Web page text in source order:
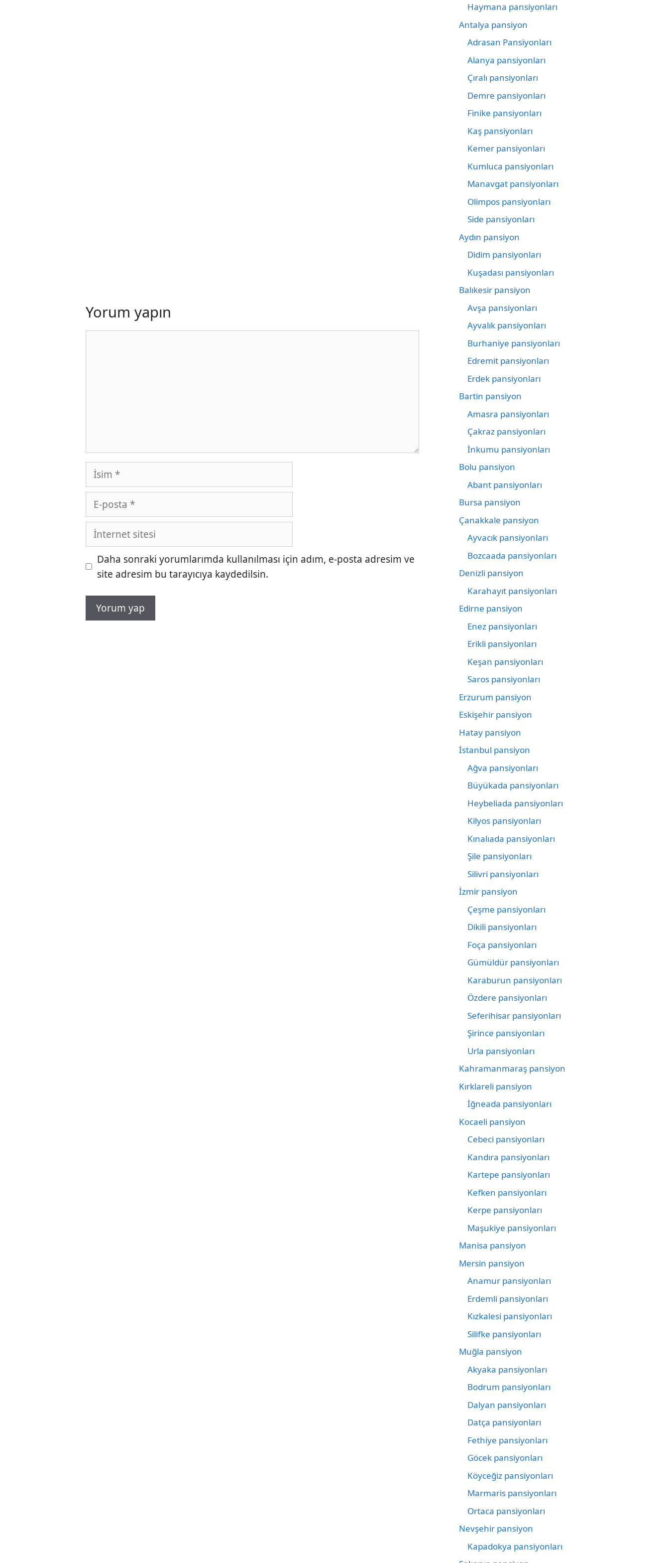
Yorum yapın
İsim
posta
İnternet
sitesi
Daha sonraki yorumlarımda kullanılması için adım, e-posta adresim ve
site adresim bu tarayıcıya kaydedilsin.
Haymana pansiyonları
Antalya pansiyon
Adrasan Pansiyonları
Alanya pansiyonları
Çıralı pansiyonları
Demre pansiyonları
Finike pansiyonları
Kaş pansiyonları
Kemer pansiyonları
Kumluca pansiyonları
Manavgat pansiyonları
Olimpos pansiyonları
Side pansiyonları
Aydın pansiyon
Didim pansiyonları
Kuşadası pansiyonları
Balıkesir pansiyon
Avşa pansiyonları
Ayvalık pansiyonları
Burhaniye pansiyonları
Edremit pansiyonları
Erdek pansiyonları
Bartin pansiyon
Amasra pansiyonları
Çakraz pansiyonları
İnkumu pansiyonları
Bolu pansiyon
Abant pansiyonları
Bursa pansiyon
Çanakkale pansiyon
Ayvacık pansiyonları
Bozcaada pansiyonları
Denizli pansiyon
Karahayıt pansiyonları
Edirne pansiyon
Enez pansiyonları
Erikli pansiyonları
Keşan pansiyonları
Saros pansiyonları
Erzurum pansiyon
Eskişehir pansiyon
Hatay pansiyon
İstanbul pansiyon
Ağva pansiyonları
Büyükada pansiyonları
Heybeliada pansiyonları
Kilyos pansiyonları
Kınalıada pansiyonları
Şile pansiyonları
Silivri pansiyonları
İzmir pansiyon
Çeşme pansiyonları
Dikili pansiyonları
Foça pansiyonları
Gümüldür pansiyonları
Karaburun pansiyonları
Özdere pansiyonları
Seferihisar pansiyonları
Şirince pansiyonları
Urla pansiyonları
Kahramanmaraş pansiyon
Kırklareli pansiyon
İğneada pansiyonları
Kocaeli pansiyon
Cebeci pansiyonları
Kandıra pansiyonları
Kartepe pansiyonları
Kefken pansiyonları
Kerpe pansiyonları
Maşukiye pansiyonları
Manisa pansiyon
Mersin pansiyon
Anamur pansiyonları
Erdemli pansiyonları
Kızkalesi pansiyonları
Silifke pansiyonları
Muğla pansiyon
Akyaka pansiyonları
Bodrum pansiyonları
Dalyan pansiyonları
Datça pansiyonları
Fethiye pansiyonları
Göcek pansiyonları
Köyceğiz pansiyonları
Marmaris pansiyonları
Ortaca pansiyonları
Nevşehir pansiyon
Kapadokya pansiyonları